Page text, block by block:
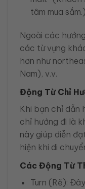
tâm mua sắm.)
Ngoài các
các từ vựng
hơn như
Nam), v.v.
Động Từ Chỉ
Khi bạn chỉ dẫn
chỉ hướng đi là
này giúp diễn
hiện khi di
Các Động Từ
Turn (Rẽ):